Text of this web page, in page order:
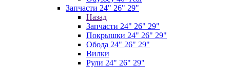
Запчасти 24" 26" 29"
Назад
Запчасти 24" 26" 29"
Покрышки 24" 26" 29"
Обода 24" 26" 29"
Вилки
Рули 24" 26" 29"